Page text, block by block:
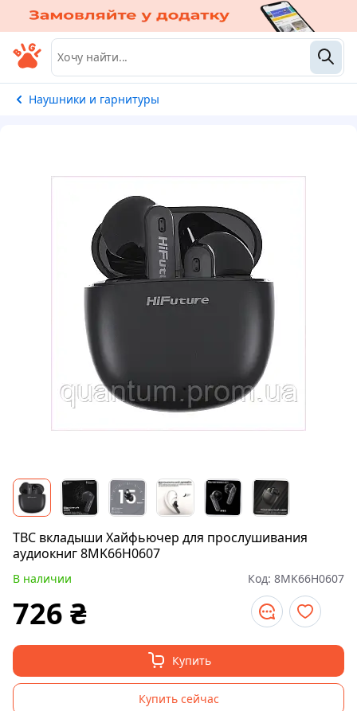
Наушники и гарнитуры
ТВС вкладыши Хайфьючер для прослушивания
аудиокниг 8MK66H0607
В наличии Код: 8MK66H0607
726 ₴
Купить
Купить сейчас